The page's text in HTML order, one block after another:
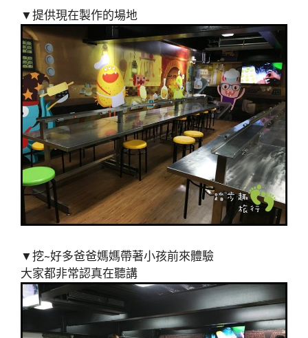
▼提供現在製作的場地
▼挖~好多爸爸媽媽帶著小孩前來體驗
大家都非常認真在聽講